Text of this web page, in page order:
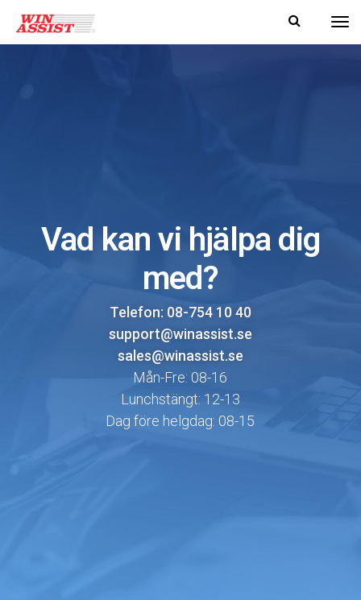
Vad kan vi hjälpa dig
med?
Telefon: 08-754 10 40
support@winassist.se
sales@winassist.se
Mån-Fre: 08-16
Lunchstängt: 12-13
Dag före helgdag: 08-15